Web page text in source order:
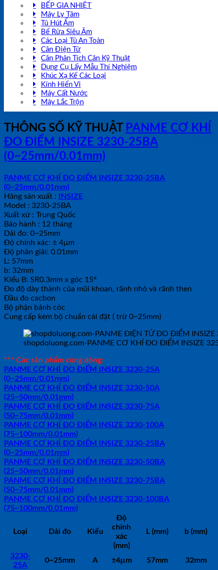
BẾP GIA NHIỆT
Máy Ly Tâm
Tủ Hút Ẩm
Bể Rửa Siêu Âm
Các Loại Tủ An Toàn
Cân Điện Tử
Cân Phân Tích Cân Kỹ Thuật
Dụng Cụ Lấy Mẫu Thí Nghiệm
Khúc Xạ Kế Các Loại
Kính Hiển Vi
Máy Cất Nước
Máy Lắc Trộn
THÔNG SỐ KỸ THUẬT PANME CƠ KHÍ
ĐO ĐIỂM INSIZE 3230-25BA
(0~25mm/0.01mm)
PANME CƠ KHÍ ĐO ĐIỂM INSIZE 3230-25BA
(0~25mm/0.01mm)
Hãng sản xuất : INSIZE
Model : 3230-25BA
Xuất xứ : Trung Quốc
Bảo hành : 12 tháng
Dải đo: 0~25mm
Độ chính xác: ± 4µm
Độ phân giải: 0.01mm
L: 57mm
b: 32mm
Kiểu B: SR0.3mm x góc 15°
Đo độ dày thành của mũi khoan, rãnh nhỏ và rãnh then
Đầu đo cacbon
Bộ phận bánh cóc
Cung cấp kèm bộ chuẩn cài đặt ( trừ 0~25mm)
shopdoluong.com-PANME CƠ KHÍ ĐO ĐIỂM INSIZE
*** Các sản phẩm cùng dòng:
PANME CƠ KHÍ ĐO ĐIỂM INSIZE 3230-25A
(0~25mm/0.01mm)
PANME CƠ KHÍ ĐO ĐIỂM INSIZE 3230-50A
(25~50mm/0.01mm)
PANME CƠ KHÍ ĐO ĐIỂM INSIZE 3230-75A
(50~75mm/0.01mm)
PANME CƠ KHÍ ĐO ĐIỂM INSIZE 3230-100A
(75~100mm/0.01mm)
PANME CƠ KHÍ ĐO ĐIỂM INSIZE 3230-25BA
(0~25mm/0.01mm)
PANME CƠ KHÍ ĐO ĐIỂM INSIZE 3230-50BA
(25~50mm/0.01mm)
PANME CƠ KHÍ ĐO ĐIỂM INSIZE 3230-75BA
(50~75mm/0.01mm)
PANME CƠ KHÍ ĐO ĐIỂM INSIZE 3230-100BA
(75~100mm/0.01mm)
Loại Dải đo Kiểu
Độ
chính
xác
(mm)
L (mm) b (mm)
3230-
25A
0~25mm A ±4µm 57mm
32mm